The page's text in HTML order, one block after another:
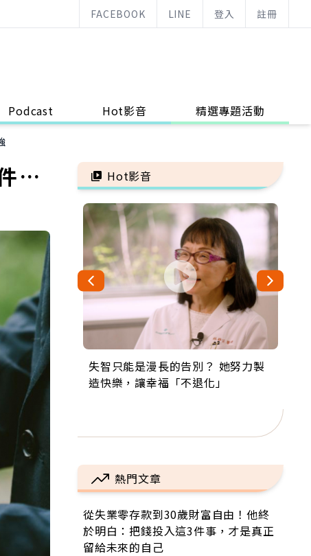
FACEBOOK LINE 登入 註冊
Podcast Hot影音 精選專題活動
…
Hot影音
失智只能是漫長的告別？ 她努力製
造快樂，讓幸福「不退化」
來自剛果的巧克力神父 為台灣奉獻
36年 「台灣是我的家，我連作夢都
63歲卸矽谷副總、搬回台灣找快
樂！「蛋黃哥小丑」走進安養院，
104歲打破金氏世界紀錄 成為全球
最年長羽球選手，分享長壽的秘密
事業巔峰他選擇追夢…黑手阿伯拉
小提琴還登上小巨蛋！連CNN都大
熱門文章
從失業零存款到30歲財富自由！他終
於明白：把錢投入這3件事，才是真正
留給未來的自己